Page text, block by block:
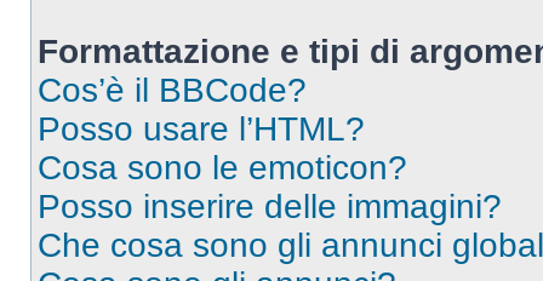
Formattazione e tipi di
Cos’è il BBCode?
Posso usare l’HTML?
Cosa sono le emoticon?
Posso inserire delle immagini?
Che cosa sono gli annunci